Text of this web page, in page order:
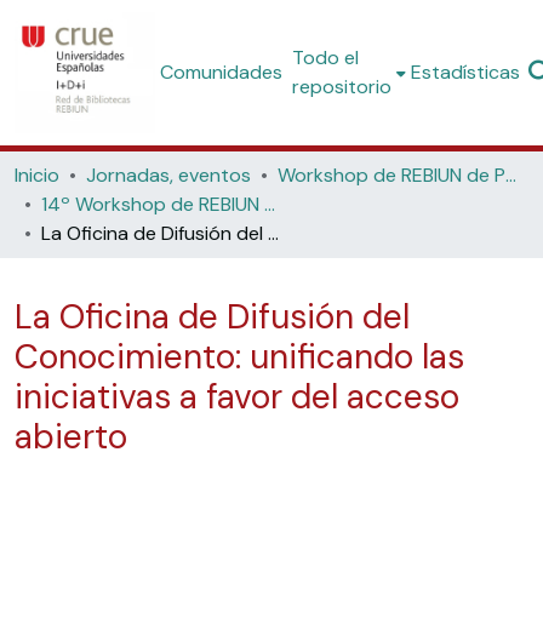
Comunidades
Todo el
repositorio
Estadísticas
Inicio Jornadas, eventos
Workshop de REBIUN de Proyectos Digitales
14º Workshop de REBIUN de Proyectos Digitales: los horizontes de los repositorios (Universidad de Córdoba, 2015)
La Oficina de Difusión del Conocimiento: unificando las iniciativas a favor del acceso abierto
La Oficina de Difusión del
Conocimiento: unificando las
iniciativas a favor del acceso
abierto